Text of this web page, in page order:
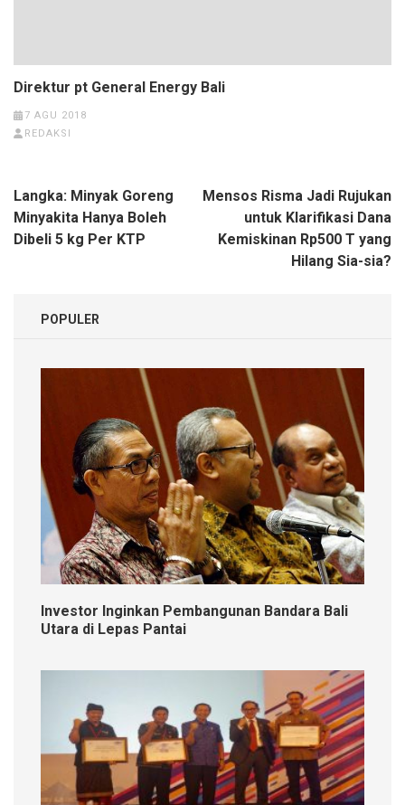
Direktur pt General Energy Bali
7 AGU 2018
REDAKSI
Navigasi
pos
Langka: Minyak Goreng
Minyakita Hanya Boleh
Dibeli 5 kg Per KTP
Mensos Risma Jadi Rujukan
untuk Klarifikasi Dana
Kemiskinan Rp500 T yang
Hilang Sia-sia?
POPULER
Investor Inginkan Pembangunan Bandara Bali
Utara di Lepas Pantai